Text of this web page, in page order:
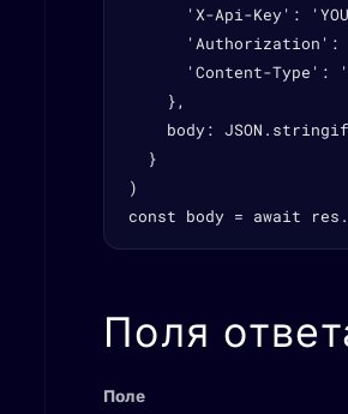
'X-Api-Key':
'Authorization':
'Content-Type':
    },
body:
  }
)
const body = await
Поля
Поле